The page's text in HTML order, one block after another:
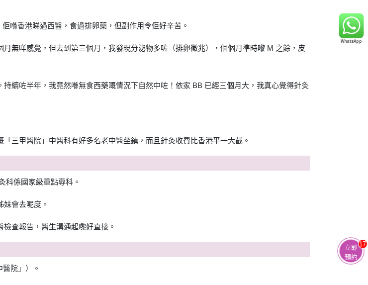
喺香港睇過西醫，食過排卵藥，但副作用令佢好辛苦。
無咩感覺，但去到第三個月，我發現分泌物多咗（排卵徵兆），個個月準時嚟 M 之餘，皮
續咗半年，我竟然喺無食西藥嘅情況下自然中咗！依家 BB 已經三個月大，我真心覺得針灸
三甲醫院」中醫科有好多名老中醫坐鎮，而且針灸收費比香港平一大截。
科係國家級重點專科。
妹會去呢度。
查報告，醫生溝通起嚟好直接。
院」）。
立即
預約
17